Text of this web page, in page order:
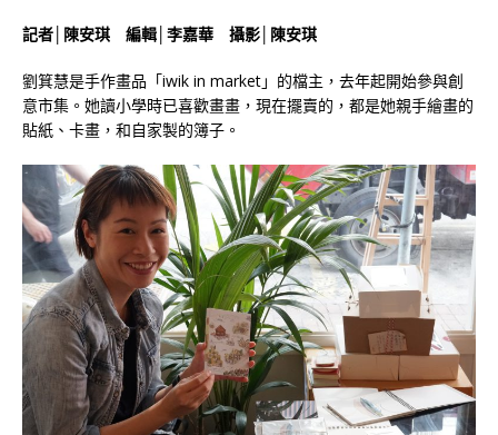
記者│陳安琪 編輯│李嘉華 攝影│陳安琪
劉箕慧是手作畫品「iwik in market」的檔主，去年起開始參與創
意市集。她讀小學時已喜歡畫畫，現在擺賣的，都是她親手繪畫的
貼紙、卡畫，和自家製的簿子。